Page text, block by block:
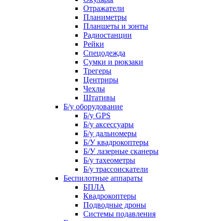
Отражатели
Планиметры
Планшеты и зонты
Радиостанции
Рейки
Спецодежда
Сумки и рюкзаки
Трегеры
Центриры
Чехлы
Штативы
Б/у оборудование
Б/у GPS
Б/у аксессуары
Б/у дальномеры
Б/У квадрокоптеры
Б/У лазерные сканеры
Б/у тахеометры
Б/у трассоискатели
Беспилотные аппараты
БПЛА
Квадрокоптеры
Подводные дроны
Системы подавления